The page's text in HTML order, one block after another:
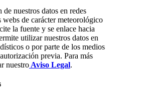
nuestros datos en redes
webs de carácter meteorológico
la fuente y se enlace hacia
utilizar nuestros datos en
o por parte de los medios
previa. Para más
nuestro Aviso Legal.